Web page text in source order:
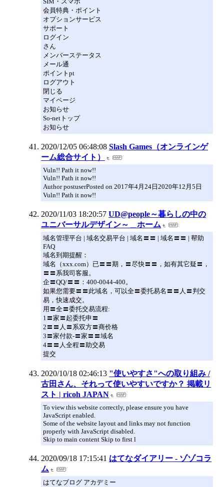
会員特典・ポイント
オプションサービス
サポート
ログイン
さん
メンバーステータス
メール通
ポイントpt
ログアウト
閉じる
マイページ
お知らせ
So-netトップ
お知らせ
2020/12/05 06:48:08 Slash Games（オンラインゲ
ーム総合サイト）
Vuln!! Path it now!!
Vuln!! Path it now!!
Author postuserPosted on 2017年4月24日2020年12月5日
Vuln!! Path it now!!
2020/11/03 18:20:57 UD@people～暮らしの中の
ユニバーサルデザイン～＿ホーム
域名管理平台 | 域名交易平台 | 域名〓〓 | 域名〓〓 | 帮助
FAQ
域名到期提醒：
域名（xxx.com）已〓〓期，〓尽快〓〓，如有其它疑〓，
〓〓系我司客服。
企〓QQ/〓〓：400-0044-400。
如果您需要〓〓此域名，可以全〓委托易名〓〓人〓判交
易，快速成交。
用〓全〓委托交易流程:
1〓家〓起委托申〓
2〓〓人〓系双方〓商价格
3〓家付款-〓家〓〓域名
4〓〓人全程〓助交易
提交
2020/10/18 02:46:13 "使いやすさ"への取り組み /
古田さん、それって使いやすいですか？ 掲載リ
スト | ricoh JAPAN
To view this website correctly, please ensure you have
JavaScript enabled.
Some of the website layout and links may not function
properly with JavaScript disabled.
Skip to main content Skip to first l
2020/09/18 17:15:41 はてなダイアリー - ゾゾコラ
ム
はてなブログ アカデミー